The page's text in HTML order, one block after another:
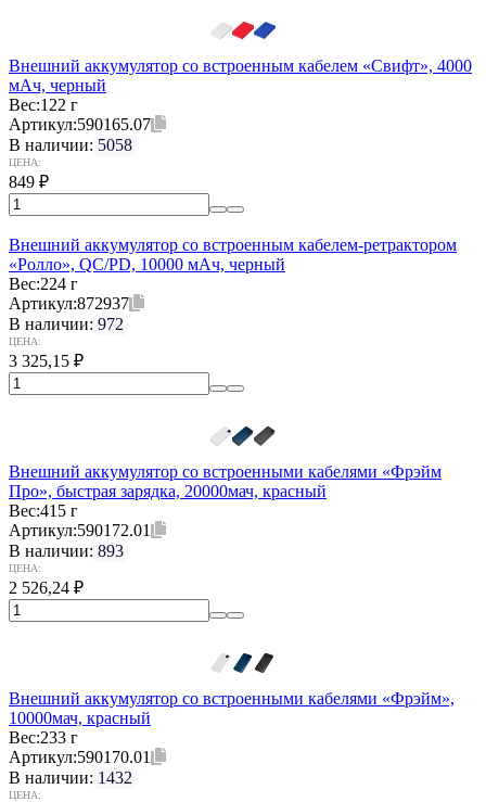
Внешний аккумулятор со встроенным кабелем «Свифт», 4000
мАч, черный
Вес:122 г
Артикул:590165.07
В наличии: 5058
ЦЕНА:
849 ₽
Внешний аккумулятор со встроенным кабелем-ретрактором
«Ролло», QC/PD, 10000 мАч, черный
Вес:224 г
Артикул:872937
В наличии: 972
ЦЕНА:
3 325,15 ₽
Внешний аккумулятор со встроенными кабелями «Фрэйм
Про», быстрая зарядка, 20000мач, красный
Вес:415 г
Артикул:590172.01
В наличии: 893
ЦЕНА:
2 526,24 ₽
Внешний аккумулятор со встроенными кабелями «Фрэйм»,
10000мач, красный
Вес:233 г
Артикул:590170.01
В наличии: 1432
ЦЕНА: